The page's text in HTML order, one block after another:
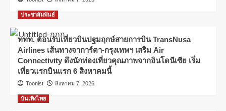
ประชาสัมพันธ์
ททท. ต้อนรับเที่ยวบินปฐมฤกษ์สายการบิน TransNusa
Airlines เส้นทางจาการ์ตา-กรุงเทพฯ เสริม Air
Connectivity ดึงนักท่องเที่ยวคุณภาพจากอินโดนีเซีย เริ่ม
เที่ยวแรกบินแรก 6 สิงหาคมนี้
Toonist สิงหาคม 7, 2026
บันเทิงไทย